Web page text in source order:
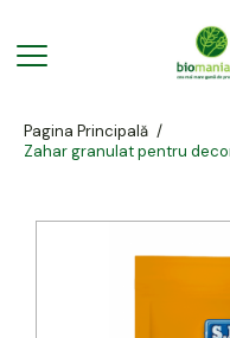
Pagina Principală /
Zahar granulat pentru